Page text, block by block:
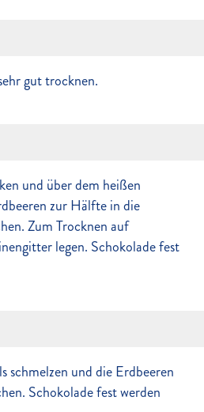
gut trocknen.
und über dem heißen
zur Hälfte in die
Zum Trocknen auf
legen. Schokolade fest
schmelzen und die Erdbeeren
Schokolade fest werden